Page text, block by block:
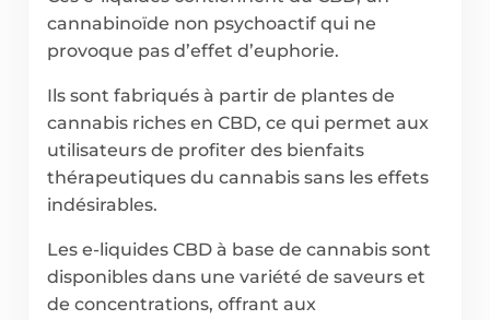
cannabinoïde non psychoactif qui ne
provoque pas d’effet d’euphorie.
Ils sont fabriqués à partir de plantes de
cannabis riches en CBD, ce qui permet aux
utilisateurs de profiter des bienfaits
thérapeutiques du cannabis sans les effets
indésirables.
Les e-liquides CBD à base de cannabis sont
disponibles dans une variété de saveurs et
de concentrations, offrant aux